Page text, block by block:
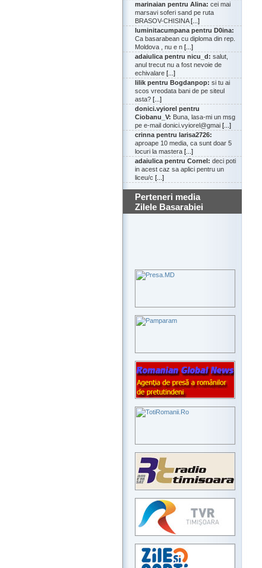
marinaian pentru Alina: cei mai
marsavi soferi sand pe ruta
BRASOV-CHISINA[...]
luminitacumpana pentru D0ina:
Ca basarabean cu diploma din rep.
Moldova , nu e n [...]
adaiulica pentru nicu_d: salut,
anul trecut nu a fost nevoie de
echivalare [...]
lilik pentru Bogdanpop: si tu ai
scos vreodata bani de pe siteul
asta? [...]
donici.vyiorel pentru
Ciobanu_V: Buna, lasa-mi un msg
pe e-mail donici.vyiorel@gmai [...]
crinna pentru larisa2726:
aproape 10 media, ca sunt doar 5
locuri la mastera [...]
adaiulica pentru Cornel: deci poti
in acest caz sa aplici pentru un
liceu/c [...]
Perteneri media
Zilele Basarabiei